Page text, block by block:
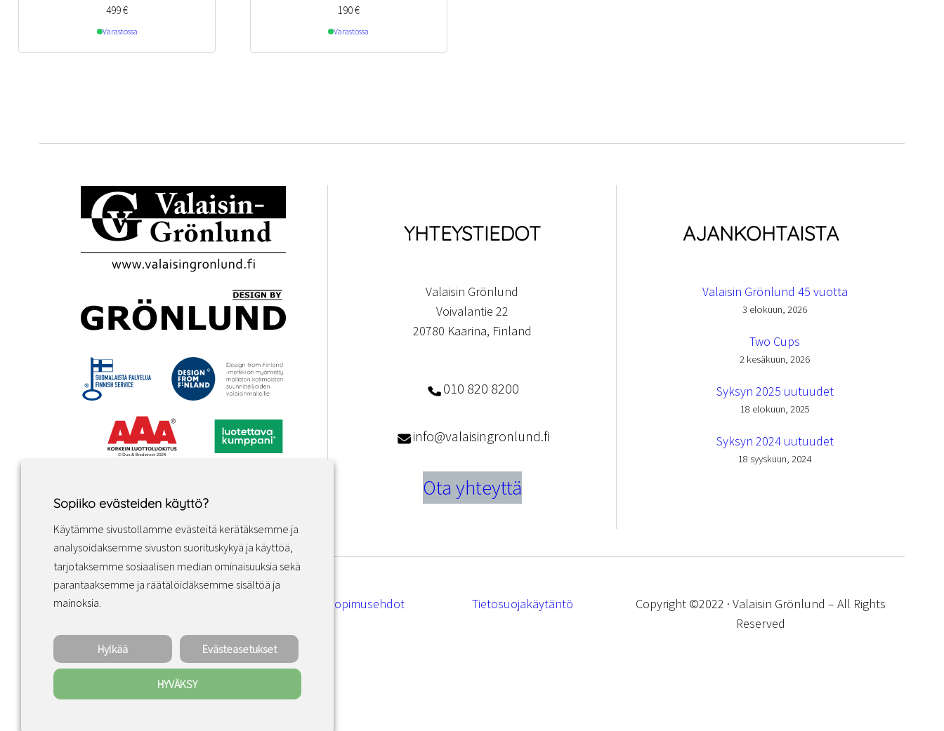
499€
Varastossa
190€
Varastossa
YHTEYSTIEDOT
Valaisin Grönlund
Voivalantie 22
20780 Kaarina, Finland
010 820 8200
info@valaisingronlund.fi
Ota yhteyttä
AJANKOHTAISTA
Valaisin Grönlund 45 vuotta
3 elokuun, 2026
Two Cups
2 kesäkuun, 2026
Syksyn 2025 uutuudet
18 elokuun, 2025
Syksyn 2024 uutuudet
18 syyskuun, 2024
Sopimusehdot Tietosuojakäytäntö
Copyright ©2022 · Valaisin Grönlund – All Rights
Reserved
Sopiiko evästeiden käyttö?
Käytämme sivustollamme evästeitä kerätäksemme ja
analysoidaksemme sivuston suorituskykyä ja käyttöä,
tarjotaksemme sosiaalisen median ominaisuuksia sekä
parantaaksemme ja räätälöidäksemme sisältöä ja
mainoksia.
Hylkää Evästeasetukset
HYVÄKSY